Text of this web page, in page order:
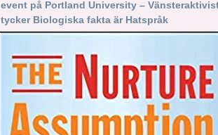
event på Portland University –
tycker Biologiska fakta är Hatspråk